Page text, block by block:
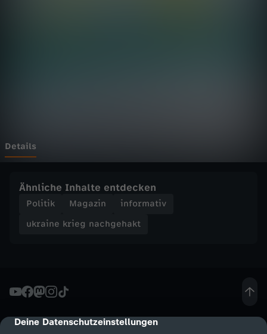
cmp-dialog-description
Deine Datenschutzeinstellungen
n
c
e
h
Details
Ähnliche Inhalte entdecken
Politik Magazin
informativ
ukraine krieg nachgehakt